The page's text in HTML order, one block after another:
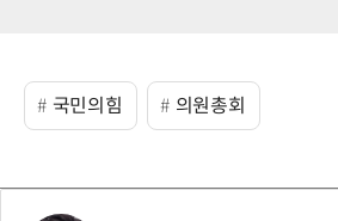
국민의힘 의원총회